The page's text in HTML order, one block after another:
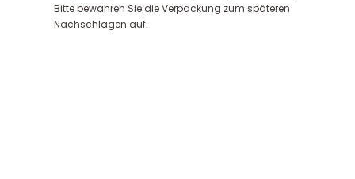
Bitte bewahren Sie die Verpackung zum späteren
Nachschlagen auf.